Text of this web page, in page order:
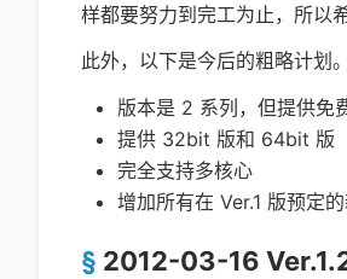
样都要努力到完工为止，所以
此外，以下是今后的粗略计划
版本是 2 系列，但提供免
提供 32bit 版和 64bit 版
完全支持多核心
增加所有在 Ver.1 版预定
2012-03-16